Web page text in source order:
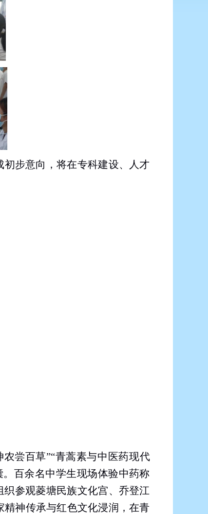
步意向，将在专科建设、人才
尝百草”“青蒿素与中医药现代
百余名中学生现场体验中药称
参观菱塘民族文化宫、乔登江
神传承与红色文化浸润，在青